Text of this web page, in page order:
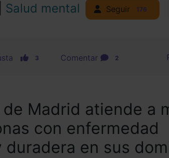
Salud mental Seguir 176
3 Comentar 2
Madrid atiende a
con enfermedad
duradera en sus